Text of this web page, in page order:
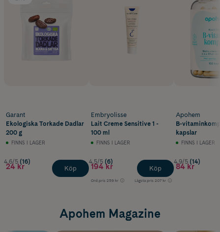
Garant
Ekologiska Torkade Dadlar
200 g
FINNS I LAGER
4.6/5 (16)
24 kr Köp
Embryolisse
Lait Creme Sensitive 1 -
100 ml
FINNS I LAGER
4.5/5 (6)
194 kr
Ord.pris 259 kr Lägsta pris 207 kr
Köp
Apohem
B-
kapslar
FINNS I LAGER
4.9/5 (14)
84 kr
Apohem Magazine